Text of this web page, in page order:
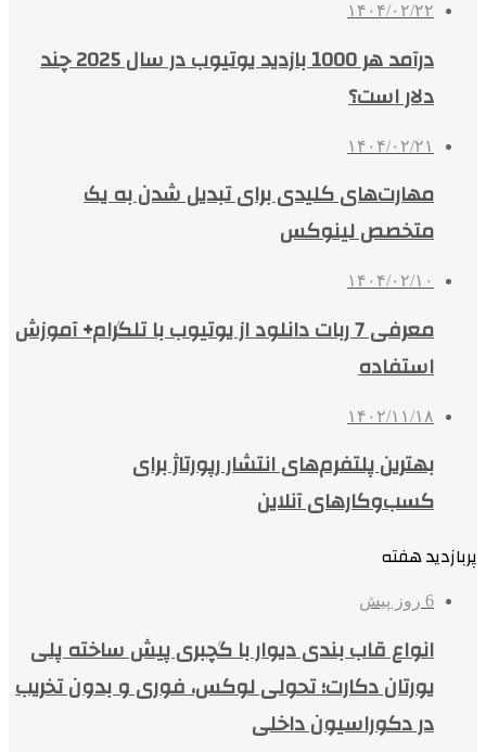
۱۴۰۴/۰۲/۲۲
درآمد هر 1000 بازدید یوتیوب در سال 2025 چند
دلار است؟
۱۴۰۴/۰۲/۲۱
مهارت‌های کلیدی برای تبدیل شدن به یک
متخصص لینوکس
۱۴۰۴/۰۲/۱۰
معرفی 7 ربات دانلود از یوتیوب با تلگرام+ آموزش
استفاده
۱۴۰۲/۱۱/۱۸
بهترین پلتفرم‌های انتشار رپورتاژ برای
کسب‌وکارهای آنلاین
پربازدید هفته
6 روز پیش
انواع قاب بندی دیوار با گچبری پیش ساخته پلی
یورتان دکارت؛ تحولی لوکس، فوری و بدون تخریب
در دکوراسیون داخلی